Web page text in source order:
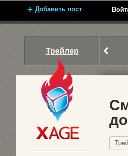
Добавить пост
Трейлер